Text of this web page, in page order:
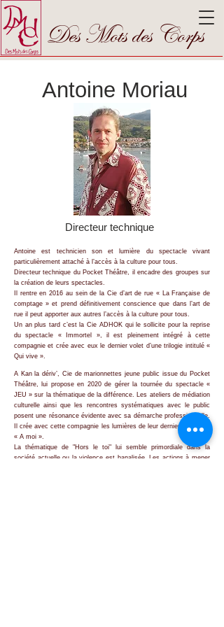
Des Mots des Corps
Antoine Moriau
Directeur technique
Antoine est technicien son et lumière du spectacle vivant
particulièrement attaché à l’accès à la culture pour tous.
Directeur technique du Pocket Théâtre, il encadre des groupes sur
la création de leurs spectacles.
Il rentre en 2016 au sein de la Cie d’art de rue « La Française de
comptage » et prend définitivement conscience que dans l’art de
rue il peut apporter aux autres l’accès à la culture pour tous.
Un an plus tard c’est la Cie ADHOK qui le sollicite pour la reprise
du spectacle « Immortel », il est pleinement intégré à cette
compagnie et crée avec eux le dernier volet d’une trilogie intitulé «
Qui vive ».
A Kan la dériv’, Cie de marionnettes jeune public issue du Pocket
Théâtre, lui propose en 2020 de gérer la tournée du spectacle «
JEU » sur la thématique de la différence. Les ateliers de médiation
culturelle ainsi que les rencontres systématiques avec le public
posent une résonance évidente avec sa démarche professionnelle.
Il crée avec cette compagnie les lumières de leur dernier spectacle
« A moi ».
La thématique de "Hors le toi" lui semble primordiale dans la
société actuelle ou la violence est banalisée. Les actions à mener